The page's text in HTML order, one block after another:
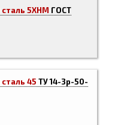
сталь 5ХНМ ГОСТ
сталь 45 ТУ 14-3р-50-